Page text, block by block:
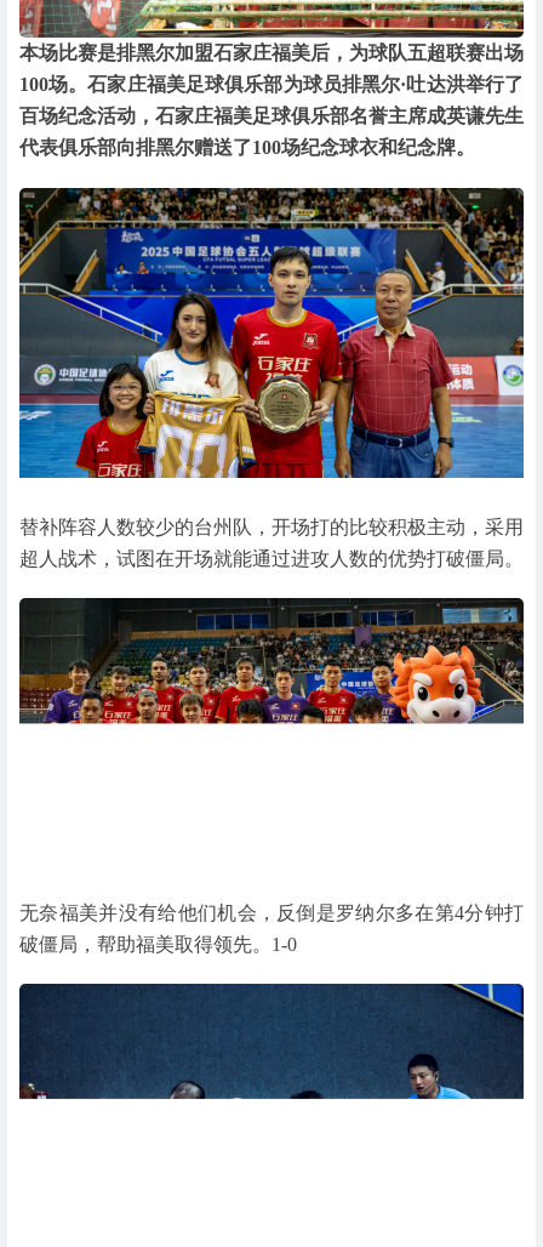
本场比赛是排黑尔加盟石家庄福美后，为球队五超联赛出场
100场。石家庄福美足球俱乐部为球员排黑尔·吐达洪举行了
百场纪念活动，石家庄福美足球俱乐部名誉主席成英谦先生
代表俱乐部向排黑尔赠送了100场纪念球衣和纪念牌。
替补阵容人数较少的台州队，开场打的比较积极主动，采用
超人战术，试图在开场就能通过进攻人数的优势打破僵局。
无奈福美并没有给他们机会，反倒是罗纳尔多在第4分钟打
破僵局，帮助福美取得领先。1-0